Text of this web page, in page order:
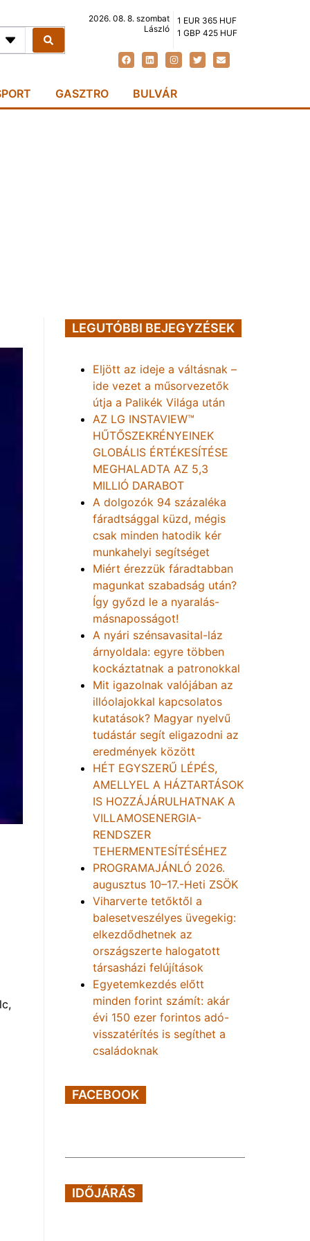
2026. 08. 8. szombat
László
1 EUR 365 HUF
1 GBP 425 HUF
GASZTRO BULVÁR
LEGUTÓBBI BEJEGYZÉSEK
Eljött az ideje a váltásnak –
ide vezet a műsorvezetők
útja a Palikék Világa után
AZ LG INSTAVIEW™
HŰTŐSZEKRÉNYEINEK
GLOBÁLIS ÉRTÉKESÍTÉSE
MEGHALADTA AZ 5,3
MILLIÓ DARABOT
A dolgozók 94 százaléka
fáradtsággal küzd, mégis
csak minden hatodik kér
munkahelyi segítséget
Miért érezzük fáradtabban
magunkat szabadság után?
Így győzd le a nyaralás-
másnaposságot!
A nyári szénsavasital-láz
árnyoldala: egyre többen
kockáztatnak a patronokkal
Mit igazolnak valójában az
illóolajokkal kapcsolatos
kutatások? Magyar nyelvű
tudástár segít eligazodni az
eredmények között
HÉT EGYSZERŰ LÉPÉS,
AMELLYEL A HÁZTARTÁSOK
IS HOZZÁJÁRULHATNAK A
VILLAMOSENERGIA-
RENDSZER
TEHERMENTESÍTÉSÉHEZ
PROGRAMAJÁNLÓ 2026.
augusztus 10–17.-Heti ZSÖK
Viharverte tetőktől a
balesetveszélyes üvegekig:
elkezdődhetnek az
országszerte halogatott
társasházi felújítások
Egyetemkezdés előtt
minden forint számít: akár
évi 150 ezer forintos adó-
visszatérítés is segíthet a
családoknak
FACEBOOK
IDŐJÁRÁS